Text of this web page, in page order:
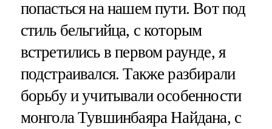
попасться на нашем пути. Вот под
стиль бельгийца, с которым
встретились в первом раунде, я
подстраивался. Также разбирали
борьбу и учитывали особенности
монгола Тувшинбаяра Найдана, с